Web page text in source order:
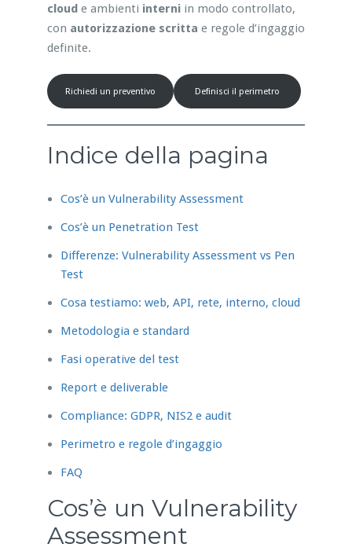
cloude ambienti interniin modo controllato,
con autorizzazione scritta e regole d’ingaggio
definite.
Richiedi un preventivo Definisci il perimetro
Indice della pagina
Cos’è un Vulnerability Assessment
Cos’è un Penetration Test
Differenze: Vulnerability Assessment vs Pen
Test
Cosa testiamo: web, API, rete, interno, cloud
Metodologia e standard
Fasi operative del test
Report e deliverable
Compliance: GDPR, NIS2 e audit
Perimetro e regole d’ingaggio
FAQ
Cos’è un Vulnerability
Assessment